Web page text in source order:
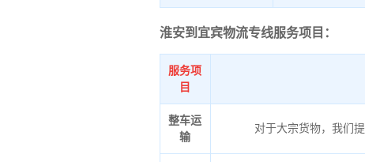
淮安到宜宾物流专线服务项目：
服务项
目
整车运
输
对于大宗货物，我们